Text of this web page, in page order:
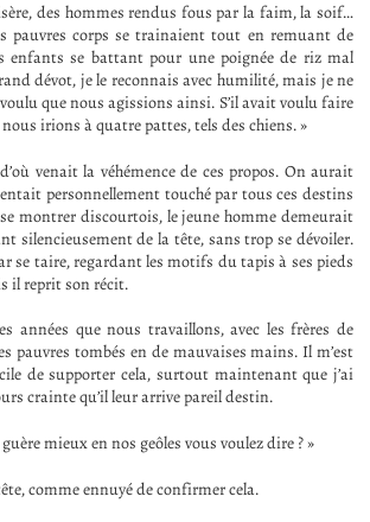
des hommes rendus fous par la faim, la soif…
pauvres corps se trainaient tout en remuant de
enfants se battant pour une poignée de riz mal
dévot, je le reconnais avec humilité, mais je ne
que nous agissions ainsi. S’il avait voulu faire
nous irions à quatre pattes, tels des chiens. »
venait la véhémence de ces propos. On aurait
personnellement touché par tous ces destins
montrer discourtois, le jeune homme demeurait
silencieusement de la tête, sans trop se dévoiler.
se taire, regardant les motifs du tapis à ses pieds
il reprit son récit.
années que nous travaillons, avec les frères de
pauvres tombés en de mauvaises mains. Il m’est
de supporter cela, surtout maintenant que j’ai
crainte qu’il leur arrive pareil destin.
mieux en nos geôles vous voulez dire ? »
comme ennuyé de confirmer cela.